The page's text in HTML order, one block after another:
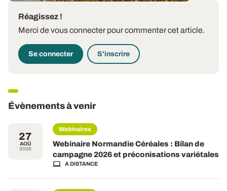
Réagissez !
Merci de vous connecter pour commenter cet article.
Se connecter S'inscrire
Évènements à venir
27
AOÛ
2026
Webinaires
Webinaire Normandie Céréales : Bilan de
campagne 2026 et préconisations variétales
A DISTANCE